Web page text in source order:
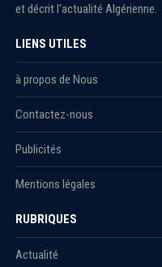
et décrit l'actualité Algérienne.
LIENS UTILES
à propos de Nous
Contactez-nous
Publicités
Mentions légales
RUBRIQUES
Actualité